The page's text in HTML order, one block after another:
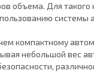
объема. Для
компактному
небольшой вес